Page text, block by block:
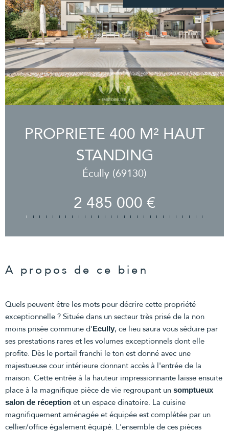
PROPRIETE 400 M² HAUT
STANDING
Écully (69130)
2 485 000 €
A propos de ce bien
Quels peuvent être les mots pour décrire cette propriété
exceptionnelle ? Située dans un secteur très prisé de la non
moins prisée commune d'Ecully, ce lieu saura vous séduire par
ses prestations rares et les volumes exceptionnels dont elle
profite. Dès le portail franchi le ton est donné avec une
majestueuse cour intérieure donnant accès à l'entrée de la
maison. Cette entrée à la hauteur impressionnante laisse ensuite
place à la magnifique pièce de vie regroupant un somptueux
salon de réception et un espace dinatoire. La cuisine
magnifiquement aménagée et équipée est complétée par un
cellier/office également équipé. L'ensemble de ces pièces